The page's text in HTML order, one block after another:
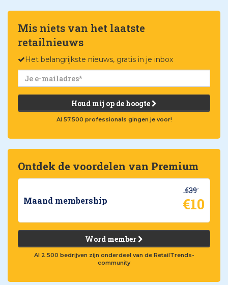
Mis niets van het laatste
retailnieuws
Het belangrijkste nieuws, gratis in je inbox
Houd mij op de hoogte
Al 57.500 professionals gingen je voor!
Ontdek de voordelen van Premium
Maand membership
€39
€10
Word member
Al 2.500 bedrijven zijn onderdeel van de RetailTrends-
community